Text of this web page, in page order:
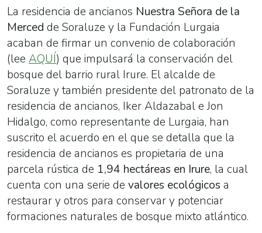
La residencia de ancianos Nuestra Señora de la
Merced de Soraluze y la Fundación Lurgaia
acaban de firmar un convenio de colaboración
(lee AQUÍ) que impulsará la conservación del
bosque del barrio rural Irure. El alcalde de
Soraluze y también presidente del patronato de la
residencia de ancianos, Iker Aldazabal e Jon
Hidalgo, como representante de Lurgaia, han
suscrito el acuerdo en el que se detalla que la
residencia de ancianos es propietaria de una
parcela rústica de 1,94 hectáreas en Irure, la cual
cuenta con una serie de valores ecológicos a
restaurar y otros para conservar y potenciar
formaciones naturales de bosque mixto atlántico.